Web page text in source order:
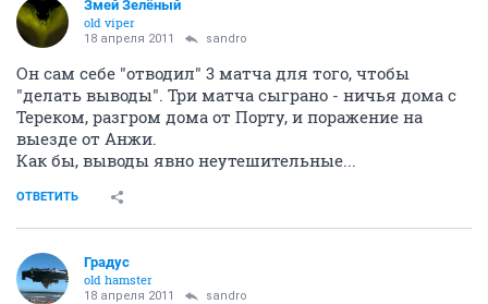
Змей Зелёный
old viper
18 апреля 2011 sandro
Он сам себе "отводил" 3 матча для того, чтобы
"делать выводы". Три матча сыграно - ничья дома с
Тереком, разгром дома от Порту, и поражение на
выезде от Анжи.
Как бы, выводы явно неутешительные...
ОТВЕТИТЬ
Градус
old hamster
18 апреля 2011 sandro